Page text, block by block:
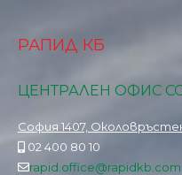
РАПИД КБ
ЦЕНТРАЛЕН ОФИС
София 1407,
02 400 80 10
rapid.office@rapidkb.com